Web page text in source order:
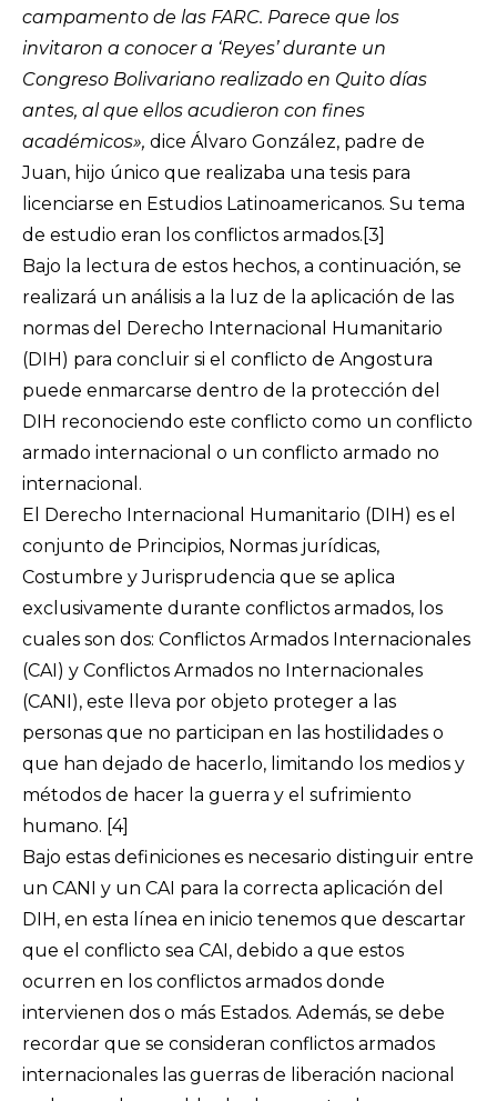
campamento de las FARC. Parece que los
invitaron a conocer a ‘Reyes’ durante un
Congreso Bolivariano realizado en Quito días
antes, al que ellos acudieron con fines
académicos», dice Álvaro González, padre de
Juan, hijo único que realizaba una tesis para
licenciarse en Estudios Latinoamericanos. Su tema
de estudio eran los conflictos armados. [3]
Bajo la lectura de estos hechos, a continuación, se
realizará un análisis a la luz de la aplicación de las
normas del Derecho Internacional Humanitario
(DIH) para concluir si el conflicto de Angostura
puede enmarcarse dentro de la protección del
DIH reconociendo este conflicto como un conflicto
armado internacional o un conflicto armado no
internacional.
El Derecho Internacional Humanitario (DIH) es el
conjunto de Principios, Normas jurídicas,
Costumbre y Jurisprudencia que se aplica
exclusivamente durante conflictos armados, los
cuales son dos: Conflictos Armados Internacionales
(CAI) y Conflictos Armados no Internacionales
(CANI), este lleva por objeto proteger a las
personas que no participan en las hostilidades o
que han dejado de hacerlo, limitando los medios y
métodos de hacer la guerra y el sufrimiento
humano. [4]
Bajo estas definiciones es necesario distinguir entre
un CANI y un CAI para la correcta aplicación del
DIH, en esta línea en inicio tenemos que descartar
que el conflicto sea CAI, debido a que estos
ocurren en los conflictos armados donde
intervienen dos o más Estados. Además, se debe
recordar que se consideran conflictos armados
internacionales las guerras de liberación nacional